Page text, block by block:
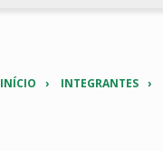
INÍCIO INTEGRANTES